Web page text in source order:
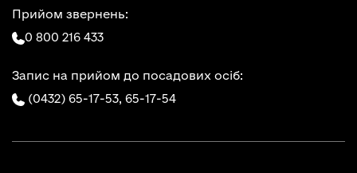
Прийом звернень:
0 800 216 433
Запис на прийом до посадових осіб:
(0432) 65-17-53, 65-17-54